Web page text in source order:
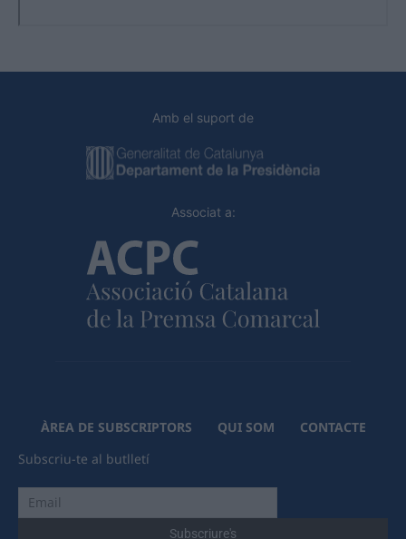
Amb el suport de
Associat a:
ÀREA DE SUBSCRIPTORS QUI SOM
CONTACTE
Subscriu-te al butlletí